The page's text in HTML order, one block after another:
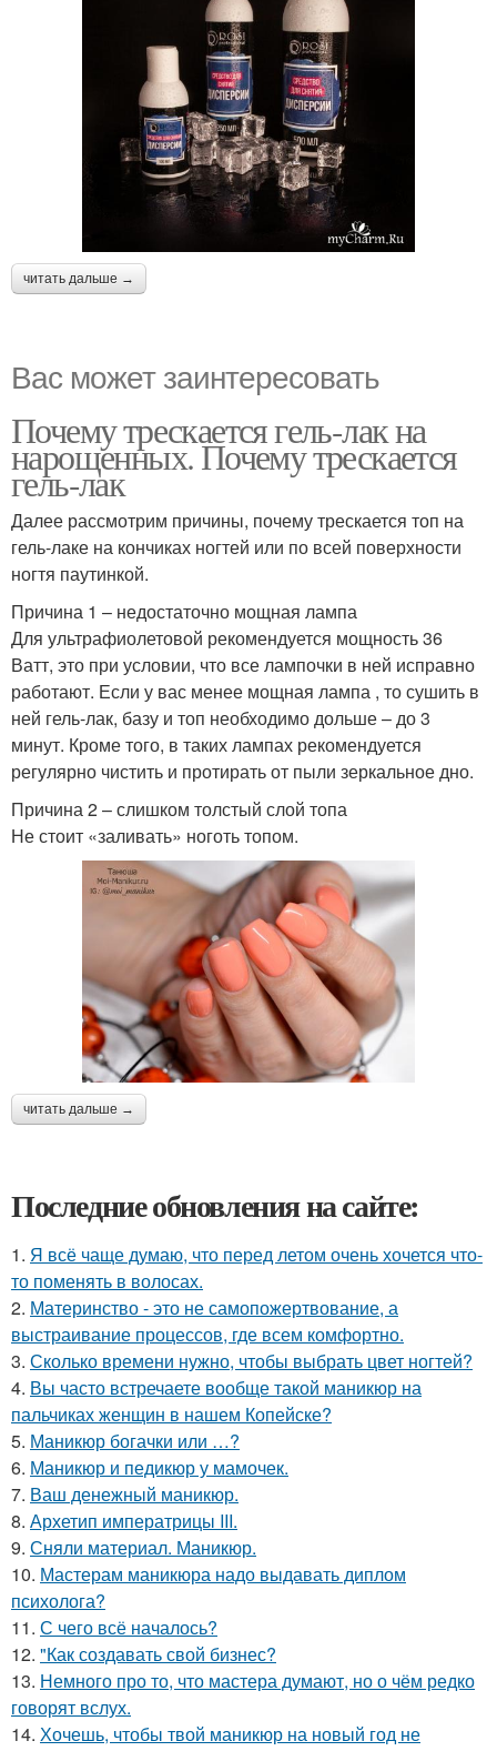
читать дальше →
Вас может заинтересовать
Почему трескается гель-лак на
нарощенных. Почему трескается
гель-лак
Далее рассмотрим причины, почему трескается топ на
гель-лаке на кончиках ногтей или по всей поверхности
ногтя паутинкой.
Причина 1 – недостаточно мощная лампа
Для ультрафиолетовой рекомендуется мощность 36
Ватт, это при условии, что все лампочки в ней исправно
работают. Если у вас менее мощная лампа , то сушить в
ней гель-лак, базу и топ необходимо дольше – до 3
минут. Кроме того, в таких лампах рекомендуется
регулярно чистить и протирать от пыли зеркальное дно.
Причина 2 – слишком толстый слой топа
Не стоит «заливать» ноготь топом.
читать дальше →
Последние обновления на сайте:
1. Я всё чаще думаю, что перед летом очень хочется что-
то поменять в волосах.
2. Материнство - это не самопожертвование, а
выстраивание процессов, где всем комфортно.
3. Сколько времени нужно, чтобы выбрать цвет ногтей?
4. Вы часто встречаете вообще такой маникюр на
пальчиках женщин в нашем Копейске?
5. Маникюр богачки или …?
6. Маникюр и педикюр у мамочек.
7. Ваш денежный маникюр.
8. Архетип императрицы III.
9. Сняли материал. Маникюр.
10. Мастерам маникюра надо выдавать диплом
психолога?
11. С чего всё началось?
12. "Как создавать свой бизнес?
13. Немного про то, что мастера думают, но о чём редко
говорят вслух.
14. Хочешь, чтобы твой маникюр на новый год не